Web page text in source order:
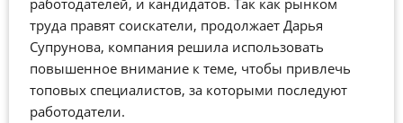
труда правят соискатели, продолжает Дарья
Супрунова, компания решила использовать
повышенное внимание к теме, чтобы привлечь
топовых специалистов, за которыми последуют
работодатели.